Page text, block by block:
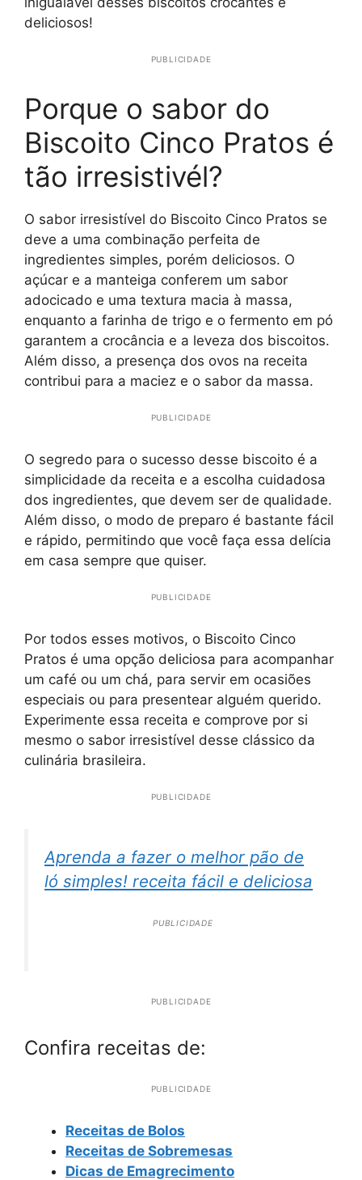
deliciosos!
PUBLICIDADE
Porque o sabor do
Biscoito Cinco Pratos é
tão irresistivél?
O sabor irresistível do Biscoito Cinco Pratos se
deve a uma combinação perfeita de
ingredientes simples, porém deliciosos. O
açúcar e a manteiga conferem um sabor
adocicado e uma textura macia à massa,
enquanto a farinha de trigo e o fermento em pó
garantem a crocância e a leveza dos biscoitos.
Além disso, a presença dos ovos na receita
contribui para a maciez e o sabor da massa.
PUBLICIDADE
O segredo para o sucesso desse biscoito é a
simplicidade da receita e a escolha cuidadosa
dos ingredientes, que devem ser de qualidade.
Além disso, o modo de preparo é bastante fácil
e rápido, permitindo que você faça essa delícia
em casa sempre que quiser.
PUBLICIDADE
Por todos esses motivos, o Biscoito Cinco
Pratos é uma opção deliciosa para acompanhar
um café ou um chá, para servir em ocasiões
especiais ou para presentear alguém querido.
Experimente essa receita e comprove por si
mesmo o sabor irresistível desse clássico da
culinária brasileira.
PUBLICIDADE
Aprenda a fazer o melhor pão de
ló simples! receita fácil e deliciosa
PUBLICIDADE
PUBLICIDADE
Confira receitas de:
PUBLICIDADE
Receitas de Bolos
Receitas de Sobremesas
Dicas de Emagrecimento